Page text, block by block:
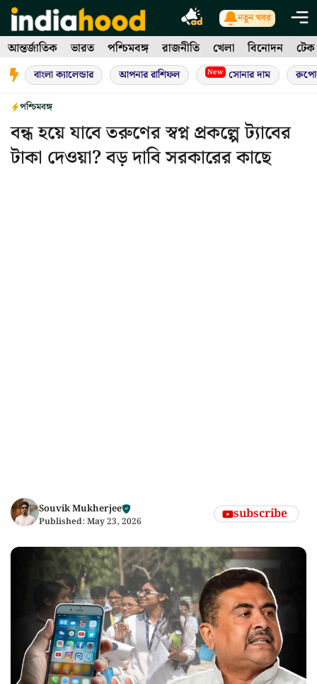
Skip
to
content
নতুন খবর
আন্তর্জাতিক ভারত পশ্চিমবঙ্গ রাজনীতি খেলা বিনোদন টেক
বাংলা ক্যালেন্ডার আপনার রাশিফল New সোনার দাম
পশ্চিমবঙ্গ
বন্ধ হয়ে যাবে তরুণের স্বপ্ন প্রকল্পে ট্যাবের
টাকা দেওয়া? বড় দাবি সরকারের কাছে
Souvik Mukherjee
Published: May 23, 2026 subscribe